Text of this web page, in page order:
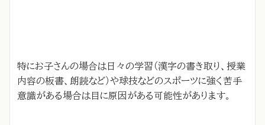
特にお子さんの場合は日々の学習（漢字の書き取り、授業
内容の板書、朗読など）や球技などのスポーツに強く苦手
意識がある場合は目に原因がある可能性があります。